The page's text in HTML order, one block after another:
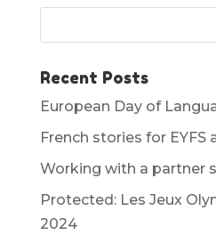
Recent Posts
European Day of
French stories for EYFS
Working with a partner
Protected: Les Jeux
2024